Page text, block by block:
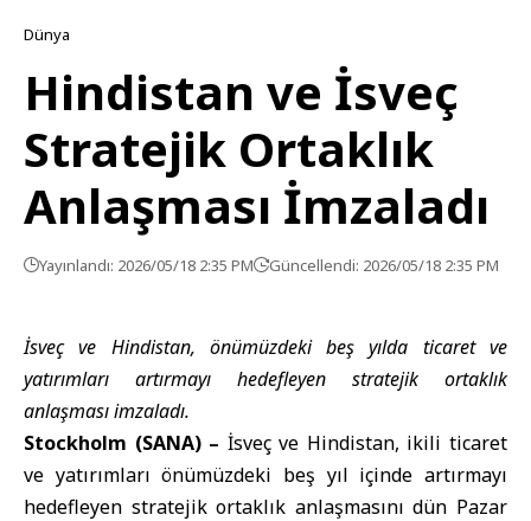
Dünya
Hindistan ve İsveç
Stratejik Ortaklık
Anlaşması İmzaladı
Yayınlandı: 2026/05/18 2:35 PM Güncellendi: 2026/05/18 2:35 PM
İsveç ve Hindistan, önümüzdeki beş yılda ticaret ve
yatırımları artırmayı hedefleyen stratejik ortaklık
anlaşması imzaladı.
Stockholm (SANA) – İsveç ve Hindistan, ikili ticaret
ve yatırımları önümüzdeki beş yıl içinde artırmayı
hedefleyen stratejik ortaklık anlaşmasını dün Pazar